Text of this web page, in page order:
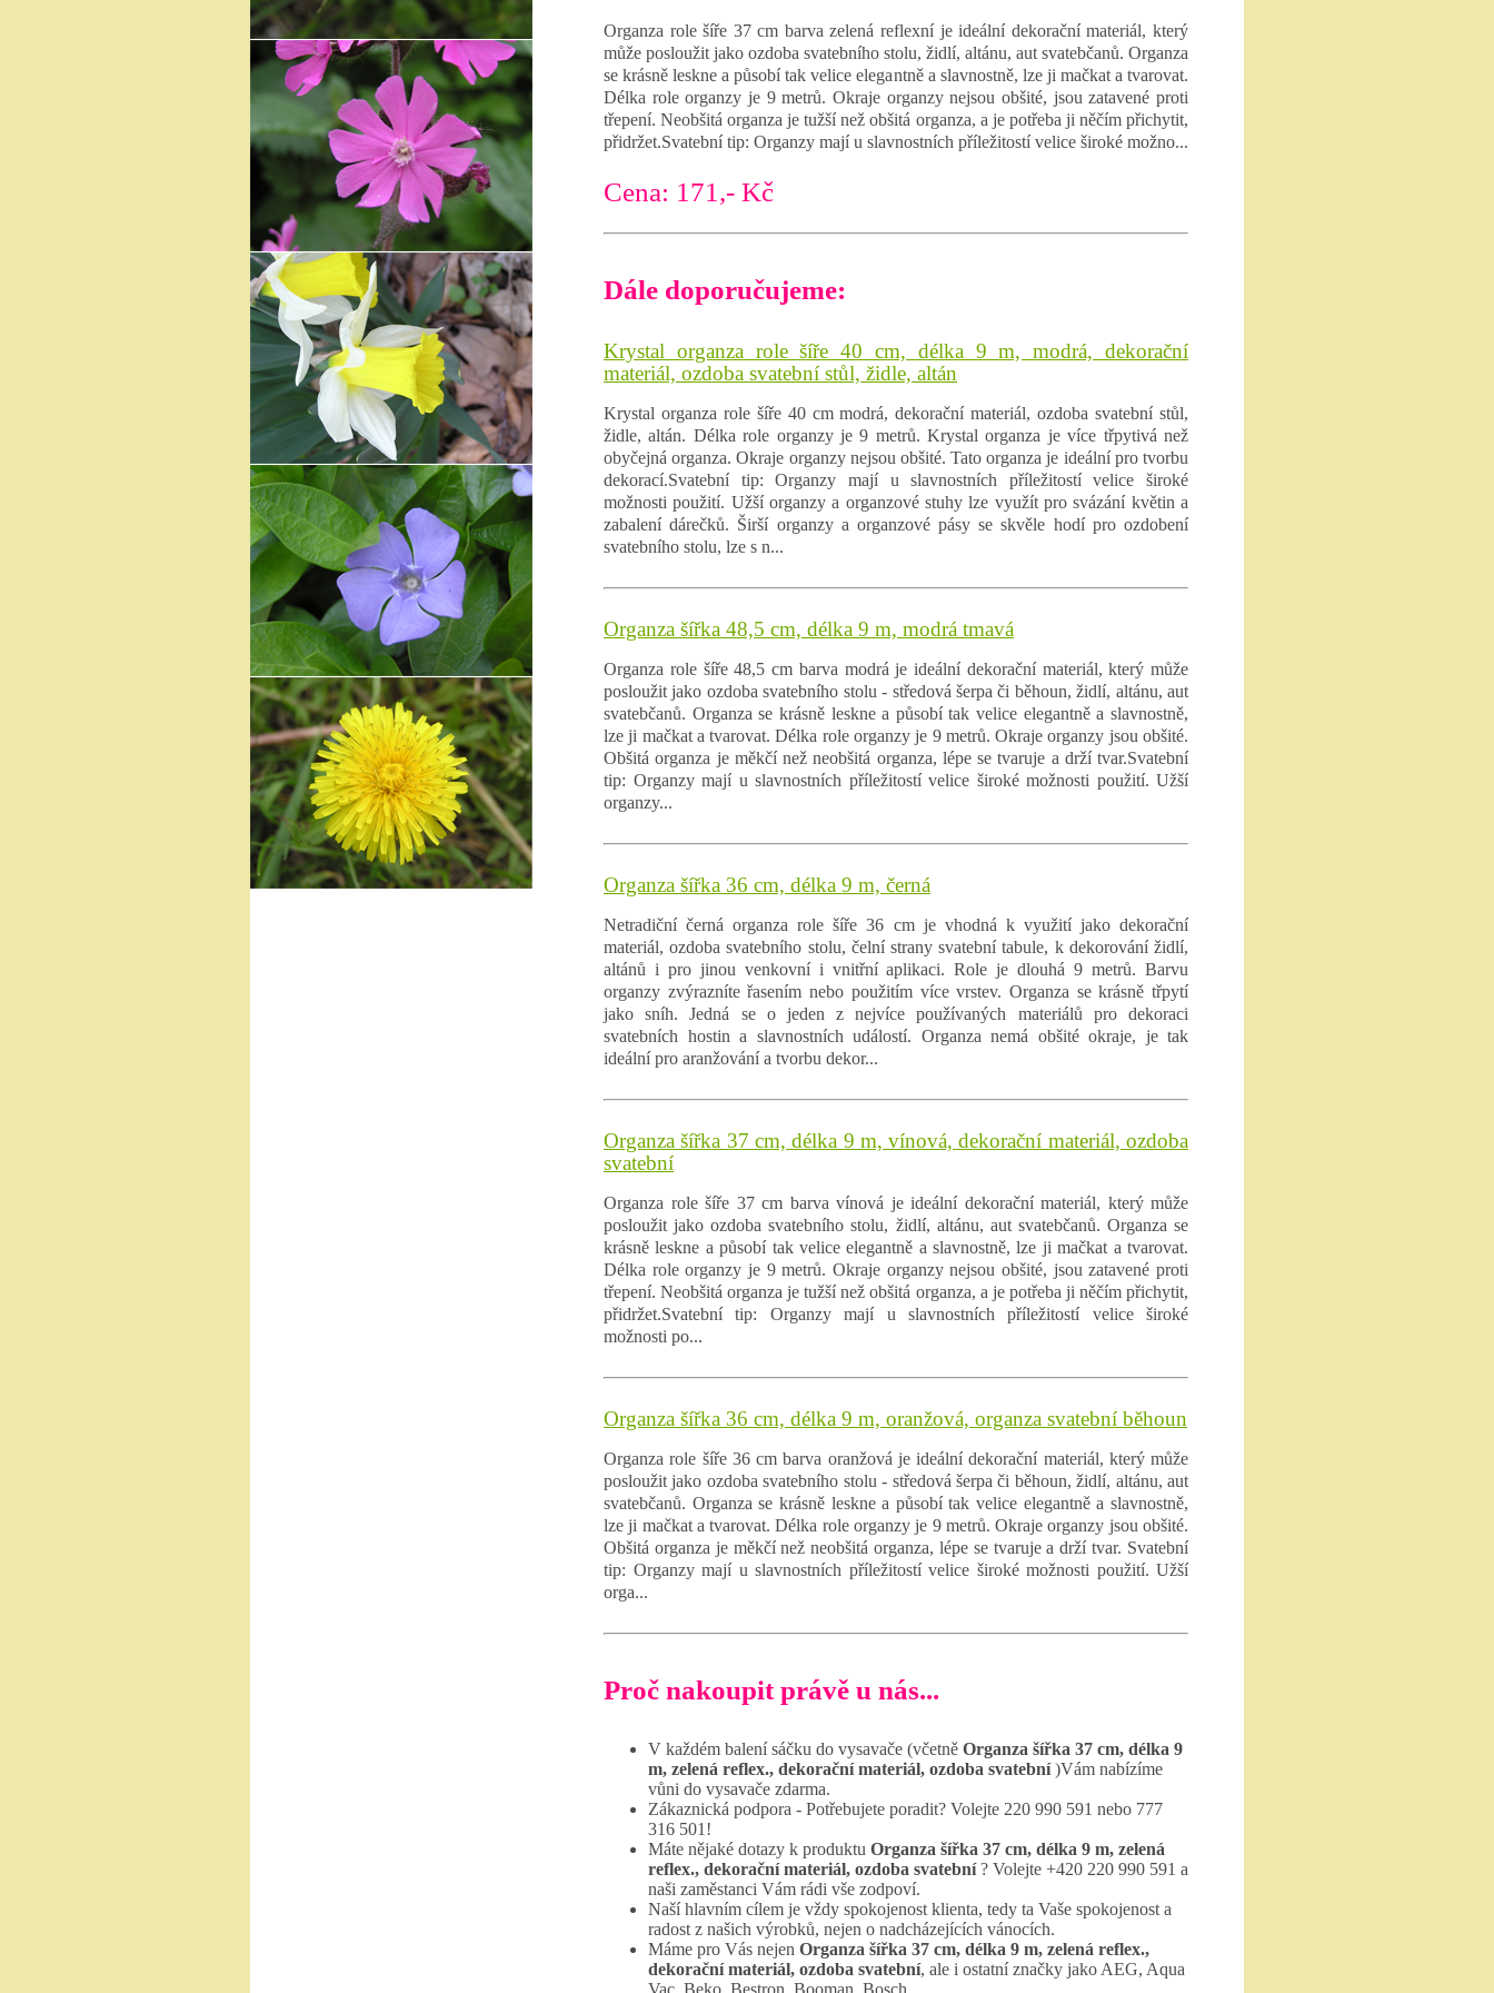
Organza role šíře 37 cm barva zelená reflexní je ideální dekorační materiál, který
může posloužit jako ozdoba svatebního stolu, židlí, altánu, aut svatebčanů. Organza
se krásně leskne a působí tak velice elegantně a slavnostně, lze ji mačkat a tvarovat.
Délka role organzy je 9 metrů. Okraje organzy nejsou obšité, jsou zatavené proti
třepení. Neobšitá organza je tužší než obšitá organza, a je potřeba ji něčím přichytit,
přidržet.Svatební tip: Organzy mají u slavnostních příležitostí velice široké možno...
Cena: 171,- Kč
Dále doporučujeme:
Krystal organza role šíře 40 cm, délka 9 m, modrá, dekorační
materiál, ozdoba svatební stůl, židle, altán
Krystal organza role šíře 40 cm modrá, dekorační materiál, ozdoba svatební stůl,
židle, altán. Délka role organzy je 9 metrů. Krystal organza je více třpytivá než
obyčejná organza. Okraje organzy nejsou obšité. Tato organza je ideální pro tvorbu
dekorací.Svatební tip: Organzy mají u slavnostních příležitostí velice široké
možnosti použití. Užší organzy a organzové stuhy lze využít pro svázání květin a
zabalení dárečků. Širší organzy a organzové pásy se skvěle hodí pro ozdobení
svatebního stolu, lze s n...
Organza šířka 48,5 cm, délka 9 m, modrá tmavá
Organza role šíře 48,5 cm barva modrá je ideální dekorační materiál, který může
posloužit jako ozdoba svatebního stolu - středová šerpa či běhoun, židlí, altánu, aut
svatebčanů. Organza se krásně leskne a působí tak velice elegantně a slavnostně,
lze ji mačkat a tvarovat. Délka role organzy je 9 metrů. Okraje organzy jsou obšité.
Obšitá organza je měkčí než neobšitá organza, lépe se tvaruje a drží tvar.Svatební
tip: Organzy mají u slavnostních příležitostí velice široké možnosti použití. Užší
organzy...
Organza šířka 36 cm, délka 9 m, černá
Netradiční černá organza role šíře 36 cm je vhodná k využití jako dekorační
materiál, ozdoba svatebního stolu, čelní strany svatební tabule, k dekorování židlí,
altánů i pro jinou venkovní i vnitřní aplikaci. Role je dlouhá 9 metrů. Barvu
organzy zvýrazníte řasením nebo použitím více vrstev. Organza se krásně třpytí
jako sníh. Jedná se o jeden z nejvíce používaných materiálů pro dekoraci
svatebních hostin a slavnostních událostí. Organza nemá obšité okraje, je tak
ideální pro aranžování a tvorbu dekor...
Organza šířka 37 cm, délka 9 m, vínová, dekorační materiál, ozdoba
svatební
Organza role šíře 37 cm barva vínová je ideální dekorační materiál, který může
posloužit jako ozdoba svatebního stolu, židlí, altánu, aut svatebčanů. Organza se
krásně leskne a působí tak velice elegantně a slavnostně, lze ji mačkat a tvarovat.
Délka role organzy je 9 metrů. Okraje organzy nejsou obšité, jsou zatavené proti
třepení. Neobšitá organza je tužší než obšitá organza, a je potřeba ji něčím přichytit,
přidržet.Svatební tip: Organzy mají u slavnostních příležitostí velice široké
možnosti po...
Organza šířka 36 cm, délka 9 m, oranžová, organza svatební běhoun
Organza role šíře 36 cm barva oranžová je ideální dekorační materiál, který může
posloužit jako ozdoba svatebního stolu - středová šerpa či běhoun, židlí, altánu, aut
svatebčanů. Organza se krásně leskne a působí tak velice elegantně a slavnostně,
lze ji mačkat a tvarovat. Délka role organzy je 9 metrů. Okraje organzy jsou obšité.
Obšitá organza je měkčí než neobšitá organza, lépe se tvaruje a drží tvar. Svatební
tip: Organzy mají u slavnostních příležitostí velice široké možnosti použití. Užší
orga...
Proč nakoupit právě u nás...
V každém balení sáčku do vysavače (včetně Organza šířka 37 cm, délka 9
m, zelená reflex., dekorační materiál, ozdoba svatební)Vám nabízíme
vůni do vysavače zdarma.
Zákaznická podpora - Potřebujete poradit? Volejte 220 990 591 nebo 777
316 501!
Máte nějaké dotazy k produktu Organza šířka 37 cm, délka 9 m, zelená
reflex., dekorační materiál, ozdoba svatební? Volejte +420 220 990 591 a
naši zaměstanci Vám rádi vše zodpoví.
Naší hlavním cílem je vždy spokojenost klienta, tedy ta Vaše spokojenost a
radost z našich výrobků, nejen o nadcházejících vánocích.
Máme pro Vás nejen Organza šířka 37 cm, délka 9 m, zelená reflex.,
dekorační materiál, ozdoba svatební, ale i ostatní značky jako AEG, Aqua